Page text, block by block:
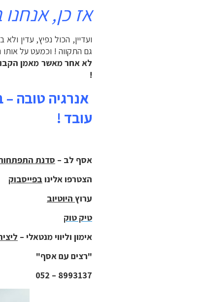
אז כן, אנחנו
ועדיין, הכול נפיץ, עדין
גם התקווה ! וכמעט על אותו
לא אחר מאשר מאמן
!
אנרגיה טובה –
עובד !
אסף לב – סדנת התפתחות
הצטרפו אלינו בפייסבוק
ערוץ היוטיוב
טיק טוק
אימון וליווי מנטאלי –
"רצים עם אסף"
8993137 – 052